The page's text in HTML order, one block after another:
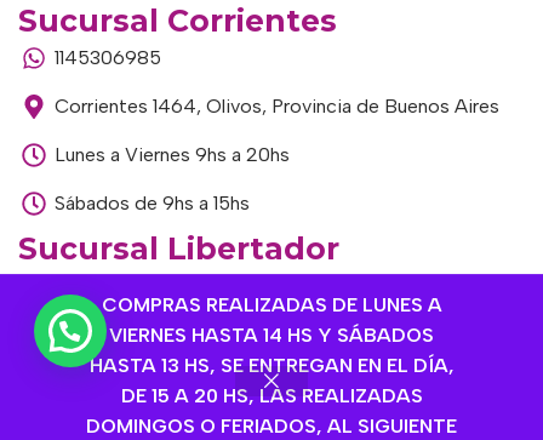
COMPRAS REALIZADAS DE LUNES A
VIERNES HASTA 14 HS Y SÁBADOS
HASTA 13 HS, SE ENTREGAN EN EL DÍA,
DE 15 A 20 HS, LAS REALIZADAS
DOMINGOS O FERIADOS, AL SIGUIENTE
Sucursal Corrientes
1145306985
Corrientes 1464, Olivos, Provincia de Buenos Aires
Lunes a Viernes 9hs a 20hs
Sábados de 9hs a 15hs
Sucursal Libertador
Av. del Libertador 1915, Vte. López, Provincia de
Buenos Aires
Lunes a Viernes de 9hs a 13hs / 16hs a 20hs